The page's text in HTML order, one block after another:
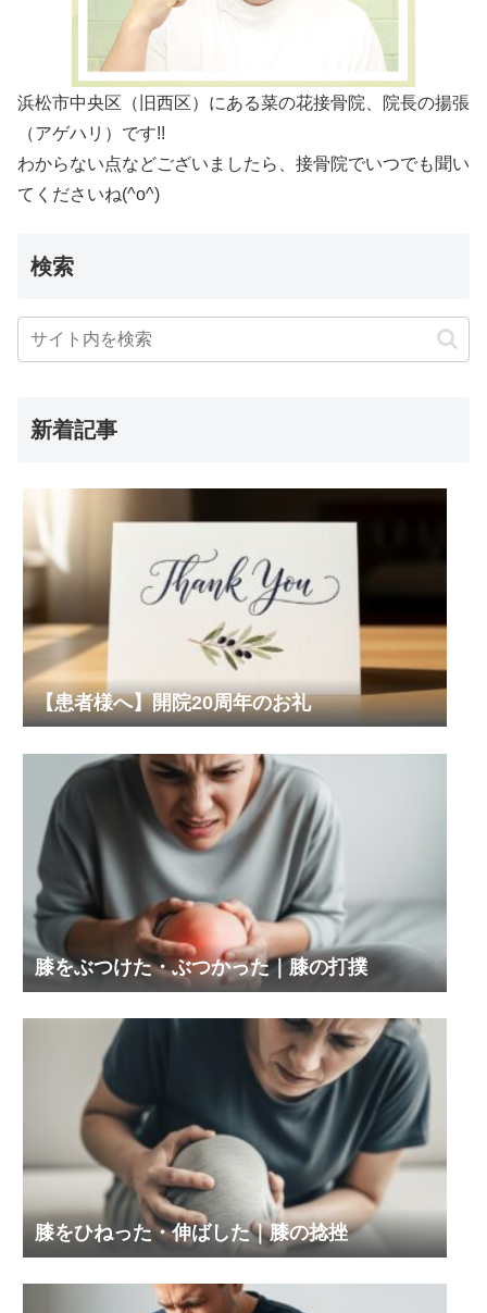
浜松市中央区（旧西区）にある菜の花接骨院、院長の揚張
（アゲハリ）です!!
わからない点などございましたら、接骨院でいつでも聞い
てくださいね(^o^)
検索
新着記事
【患者様へ】開院20周年のお礼
膝をぶつけた・ぶつかった｜膝の打撲
膝をひねった・伸ばした｜膝の捻挫